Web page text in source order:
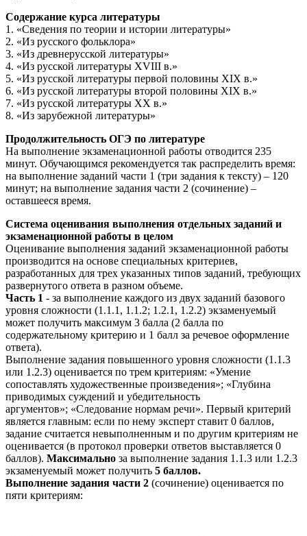
Содержание курса литературы
1. «Сведения по теории и истории литературы»
2. «Из русского фольклора»
3. «Из древнерусской литературы»
4. «Из русской литературы XVIII в.»
5. «Из русской литературы первой половины XIX в.»
6. «Из русской литературы второй половины XIX в.»
7. «Из русской литературы XX в.»
8. «Из зарубежной литературы»
Продолжительность ОГЭ по литературе
На выполнение экзаменационной работы отводится 235
минут. Обучающимся рекомендуется так распределить время:
на выполнение заданий части 1 (три задания к тексту) – 120
минут; на выполнение задания части 2 (сочинение) –
оставшееся время.
Система оценивания выполнения отдельных заданий и
экзаменационной работы в целом
Оценивание выполнения заданий экзаменационной работы
производится на основе специальных критериев,
разработанных для трех указанных типов заданий, требующих
развернутого ответа в разном объеме.
Часть 1 - за выполнение каждого из двух заданий базового
уровня сложности (1.1.1, 1.1.2; 1.2.1, 1.2.2) экзаменуемый
может получить максимум 3 балла (2 балла по
содержательному критерию и 1 балл за речевое оформление
ответа).
Выполнение задания повышенного уровня сложности (1.1.3
или 1.2.3) оценивается по трем критериям: «Умение
сопоставлять художественные произведения»; «Глубина
приводимых суждений и убедительность
аргументов»; «Следование нормам речи». Первый критерий
является главным: если по нему эксперт ставит 0 баллов,
задание считается невыполненным и по другим критериям не
оценивается (в протокол проверки ответов выставляется 0
баллов). Максимально за выполнение задания 1.1.3 или 1.2.3
экзаменуемый может получить 5 баллов.
Выполнение задания части 2 (сочинение) оценивается по
пяти критериям: